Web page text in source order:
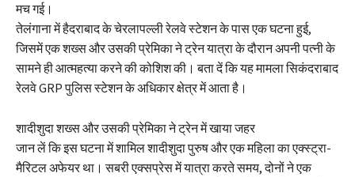
मच गई।
तेलंगाना में हैदराबाद के चेरलापल्ली रेलवे स्टेशन के पास एक घटना हुई,
जिसमें एक शख्स और उसकी प्रेमिका ने ट्रेन यात्रा के दौरान अपनी पत्नी के
सामने ही आत्महत्या करने की कोशिश की। बता दें कि यह मामला सिकंदराबाद
रेलवे GRP पुलिस स्टेशन के अधिकार क्षेत्र में आता है।
शादीशुदा शख्स और उसकी प्रेमिका ने ट्रेन में खाया जहर
जान लें कि इस घटना में शामिल शादीशुदा पुरुष और एक महिला का एक्स्ट्रा-
मैरिटल अफेयर था। सबरी एक्सप्रेस में यात्रा करते समय, दोनों ने एक